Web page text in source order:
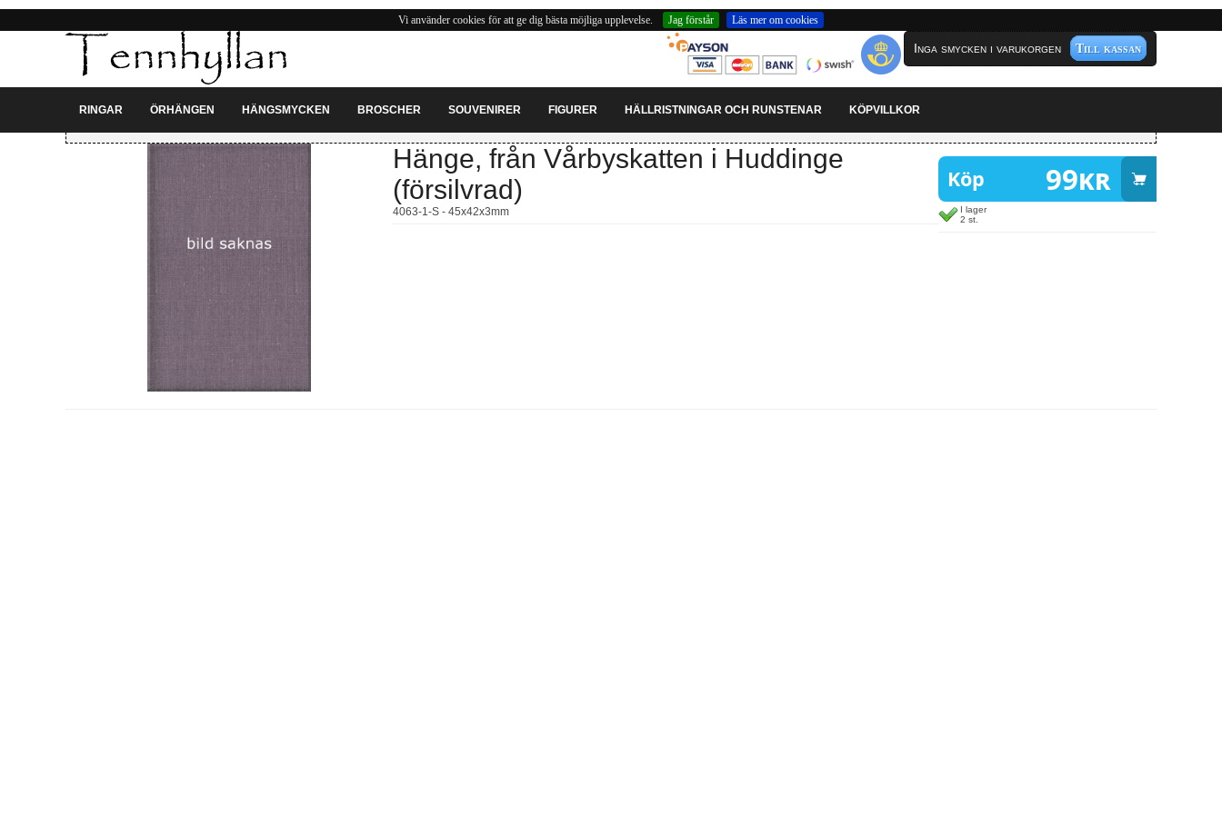
Vi använder cookies för att ge dig bästa möjliga upplevelse. Jag förstår Läs mer om cookies
Inga smycken i varukorgen Till kassan
RINGAR ÖRHÄNGEN HÄNGSMYCKEN BROSCHER SOUVENIRER FIGURER HÄLLRISTNINGAR OCH RUNSTENAR
KÖPVILLKOR
Hänge, från Vårbyskatten i Huddinge
(försilvrad)
4063-1-S - 45x42x3mm
Köp 99kr
I lager
2 st.